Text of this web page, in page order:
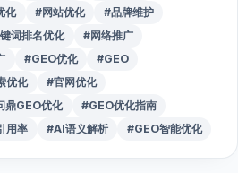
化 #网站优化
#品牌维护
词排名优化
#网络推广
#GEO优化
#GEO
优化
#官网优化
鼎GEO优化
#GEO优化指南
用率 #AI语义解析 #GEO智能优化